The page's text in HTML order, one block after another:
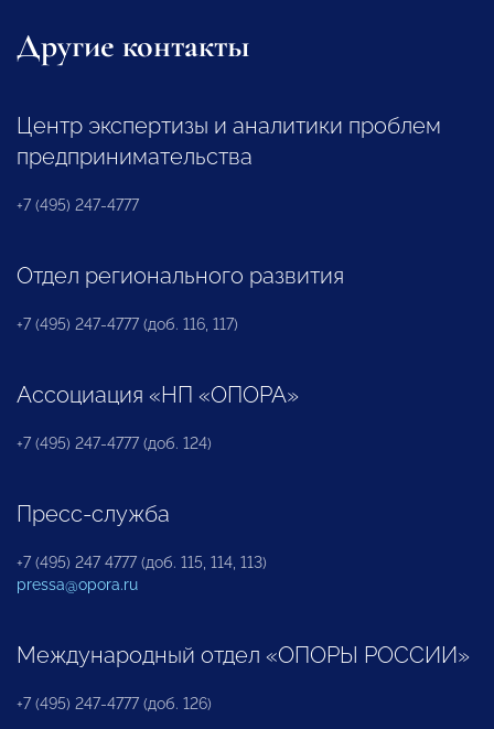
Другие контакты
Центр экспертизы и аналитики проблем
предпринимательства
+7 (495) 247-4777
Отдел регионального развития
+7 (495) 247-4777 (доб. 116, 117)
Ассоциация «НП «ОПОРА»
+7 (495) 247-4777 (доб. 124)
Пресс-служба
+7 (495) 247 4777 (доб. 115, 114, 113)
pressa@opora.ru
Международный отдел «ОПОРЫ РОССИИ»
+7 (495) 247-4777 (доб. 126)